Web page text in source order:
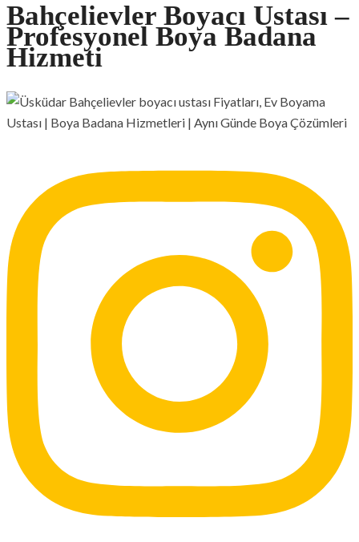
Bahçelievler Boyacı Ustası –
Profesyonel Boya Badana
Hizmeti